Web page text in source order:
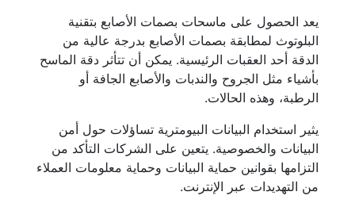
يعد الحصول على ماسحات بصمات الأصابع بتقنية
البلوتوث لمطابقة بصمات الأصابع بدرجة عالية من
الدقة أحد العقبات الرئيسية. يمكن أن تتأثر دقة الماسح
بأشياء مثل الجروح والندبات والأصابع الجافة أو
الرطبة، وهذه الحالات.
يثير استخدام البيانات البيومترية تساؤلات حول أمن
البيانات والخصوصية. يتعين على الشركات التأكد من
التزامها بقوانين حماية البيانات وحماية معلومات العملاء
من التهديدات عبر الإنترنت.